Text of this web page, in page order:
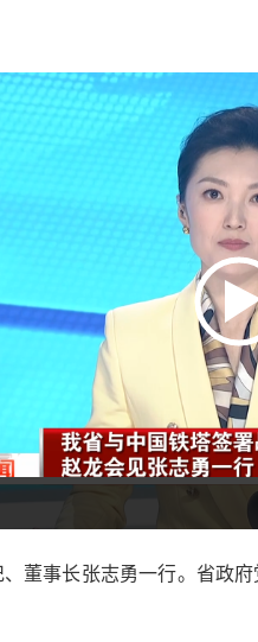
事长张志勇一行。省政